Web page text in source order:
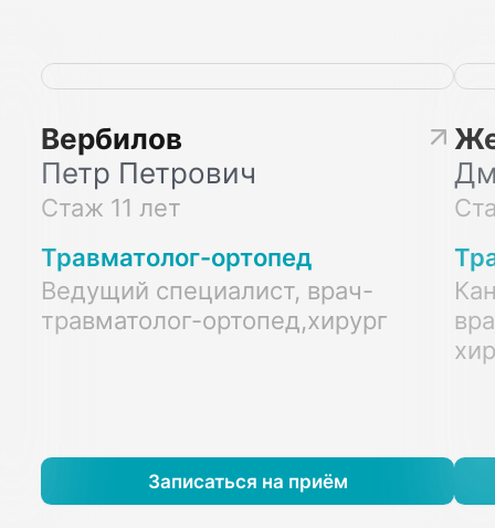
Вербилов
Петр Петрович
Стаж 11 лет
Травматолог-ортопед
Ведущий специалист, врач-
травматолог-ортопед,хирург
Записаться на приём